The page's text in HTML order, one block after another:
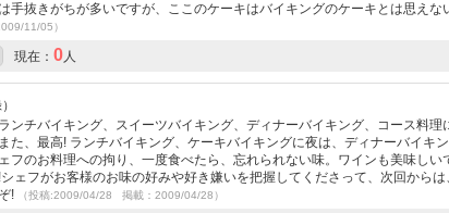
手抜きがちが多いですが、ここのケーキはバイキングのケーキとは思えな
11/05）
現在： 0人
ンチバイキング、スイーツバイキング、ディナーバイキング、コース料理
た、最高! ランチバイキング、ケーキバイキングに夜は、ディナーバイキ
フのお料理への拘り、一度食べたら、忘れられない味。ワインも美味しい
ェフがお客様のお味の好みや好き嫌いを把握してくださって、次回から
!
（投稿:2009/04/28 掲載：2009/04/28）